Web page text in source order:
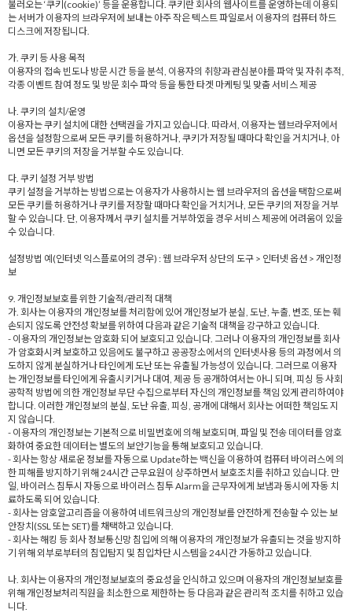
불러오는 ‘쿠키(cookie)’ 등을 운용합니다. 쿠키란 회사의 웹사이트를 운영하는데 이용되
는 서버가 이용자의 브라우저에 보내는 아주 작은 텍스트 파일로서 이용자의 컴퓨터 하드
디스크에 저장됩니다.
가. 쿠키 등 사용 목적
이용자의 접속 빈도나 방문 시간 등을 분석, 이용자의 취향과 관심분야를 파악 및 자취 추적,
각종 이벤트 참여 정도 및 방문 회수 파악 등을 통한 타겟 마케팅 및 맞춤 서비스 제공
나. 쿠키의 설치/운영
이용자는 쿠키 설치에 대한 선택권을 가지고 있습니다. 따라서, 이용자는 웹브라우저에서
옵션을 설정함으로써 모든 쿠키를 허용하거나, 쿠키가 저장될 때마다 확인을 거치거나, 아
니면 모든 쿠키의 저장을 거부할 수도 있습니다.
다. 쿠키 설정 거부 방법
쿠키 설정을 거부하는 방법으로는 이용자가 사용하시는 웹 브라우저의 옵션을 택함으로써
모든 쿠키를 허용하거나 쿠키를 저장할 때마다 확인을 거치거나, 모든 쿠키의 저장을 거부
할 수 있습니다. 단, 이용자께서 쿠키 설치를 거부하였을 경우 서비스 제공에 어려움이 있을
수 있습니다.
설정방법 예(인터넷 익스플로어의 경우) : 웹 브라우저 상단의 도구 > 인터넷 옵션 > 개인정
보
9. 개인정보보호를 위한 기술적/관리적 대책
가. 회사는 이용자의 개인정보를 처리함에 있어 개인정보가 분실, 도난, 누출, 변조, 또는 훼
손되지 않도록 안전성 확보를 위하여 다음과 같은 기술적 대책을 강구하고 있습니다.
- 이용자의 개인정보는 암호화 되어 보호되고 있습니다. 그러나 이용자의 개인정보를 회사
가 암호화시켜 보호하고 있음에도 불구하고 공공장소에서의 인터넷사용 등의 과정에서 의
도하지 않게 분실하거나 타인에게 도난 또는 유출될 가능성이 있습니다. 그러므로 이용자
는 개인정보를 타인에게 유출시키거나 대여, 제공 등 공개하여서는 아니 되며, 피싱 등 사회
공학적 방법에 의한 개인정보 무단 수집으로부터 자신의 개인정보를 책임 있게 관리하여야
합니다. 이러한 개인정보의 분실, 도난 유출, 피싱, 공개에 대해서 회사는 어떠한 책임도 지
지 않습니다.
- 이용자의 개인정보는 기본적으로 비밀번호에 의해 보호되며, 파일 및 전송 데이터를 암호
화하여 중요한 데이터는 별도의 보안기능을 통해 보호되고 있습니다.
- 회사는 항상 새로운 정보를 자동으로 Update하는 백신을 이용하여 컴퓨터 바이러스에 의
한 피해를 방지하기 위해 24시간 근무요원이 상주하면서 보호조치를 취하고 있습니다. 만
일, 바이러스 침투시 자동으로 바이러스 침투 Alarm을 근무자에게 보냄과 동시에 자동 치
료하도록 되어 있습니다.
- 회사는 암호알고리즘을 이용하여 네트워크상의 개인정보를 안전하게 전송할 수 있는 보
안장치(SSL 또는 SET)를 채택하고 있습니다.
- 회사는 해킹 등 회사 정보통신망 침입에 의해 이용자의 개인정보가 유출되는 것을 방지하
기 위해 외부로부터의 침입탐지 및 침입차단 시스템을 24시간 가동하고 있습니다.
나. 회사는 이용자의 개인정보보호의 중요성을 인식하고 있으며 이용자의 개인정보보호를
위해 개인정보처리직원을 최소한으로 제한하는 등 다음과 같은 관리적 조치를 취하고 있습
니다.